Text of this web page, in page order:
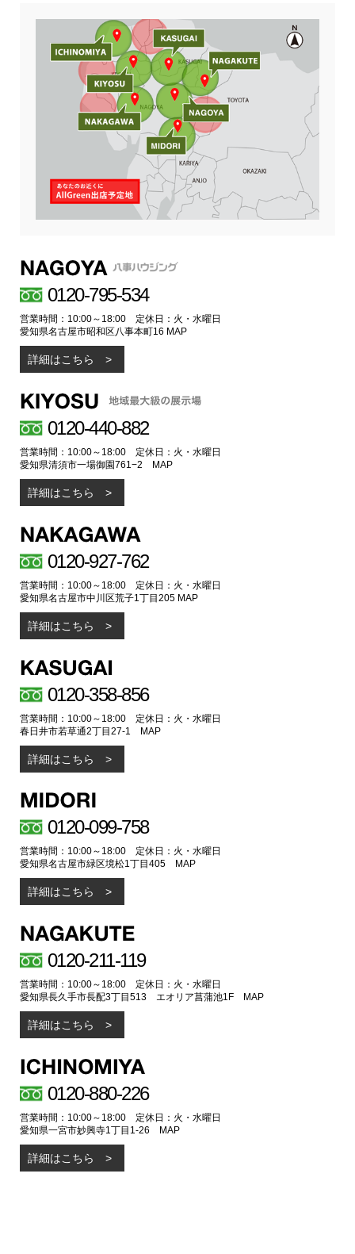
0120-795-534
営業時間：10:00～18:00 定休日：火・水曜日
愛知県名古屋市昭和区八事本町16 MAP
詳細はこちら
0120-440-882
営業時間：10:00～18:00 定休日：火・水曜日
愛知県清須市一場御園761−2 MAP
詳細はこちら
0120-927-762
営業時間：10:00～18:00 定休日：火・水曜日
愛知県名古屋市中川区荒子1丁目205 MAP
詳細はこちら
0120-358-856
営業時間：10:00～18:00 定休日：火・水曜日
春日井市若草通2丁目27-1 MAP
詳細はこちら
0120-099-758
営業時間：10:00～18:00 定休日：火・水曜日
愛知県名古屋市緑区境松1丁目405
MAP
詳細はこちら
0120-211-119
営業時間：10:00～18:00 定休日：火・水曜日
愛知県長久手市長配3丁目513 エオリア菖蒲池1F
MAP
詳細はこちら
0120-880-226
営業時間：10:00～18:00 定休日：火・水曜日
愛知県一宮市妙興寺1丁目1-26
MAP
詳細はこちら